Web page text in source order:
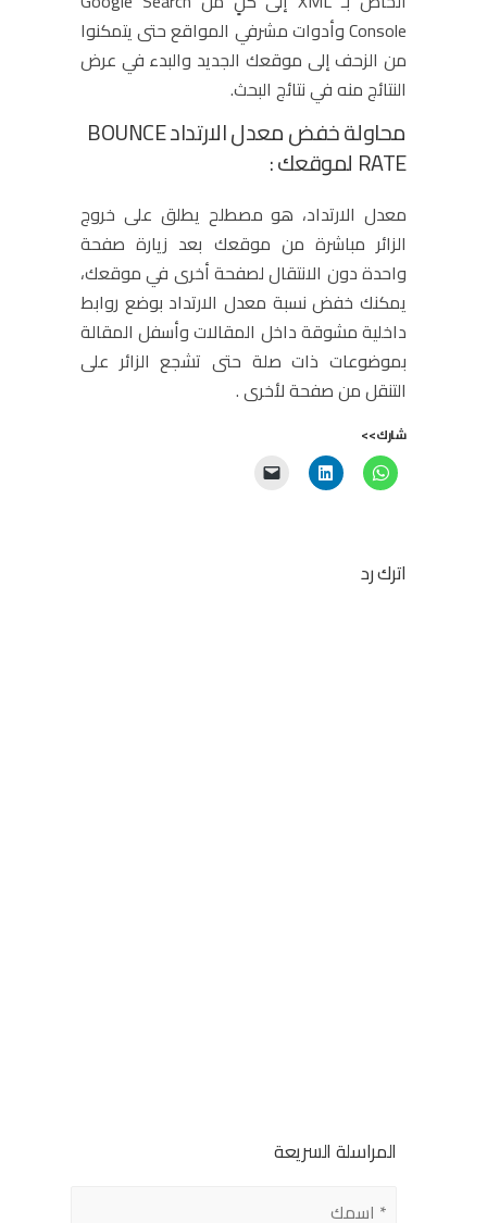
Console وأدوات مشرفي المواقع حتى يتمكنوا
من الزحف إلى موقعك الجديد والبدء في عرض
النتائج منه في نتائج البحث.
محاولة خفض معدل الارتداد BOUNCE
RATE لموقعك :
معدل الارتداد، هو مصطلح يطلق على خروج
الزائر مباشرة من موقعك بعد زيارة صفحة
واحدة دون الانتقال لصفحة أخرى في موقعك،
يمكنك خفض نسبة معدل الارتداد بوضع روابط
داخلية مشوقة داخل المقالات وأسفل المقالة
بموضوعات ذات صلة حتى تشجع الزائر على
التنقل من صفحة لأخرى .
شارك>>
اترك رد
المراسلة السريعة